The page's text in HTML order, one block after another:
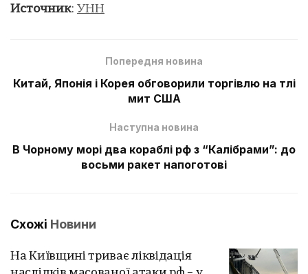
Источник: УНН
Попередня новина
Китай, Японія і Корея обговорили торгівлю на тлі
мит США
Наступна новина
В Чорному морі два кораблі рф з “Калібрами”: до
восьми ракет напоготові
Схожі Новини
На Київщині триває ліквідація